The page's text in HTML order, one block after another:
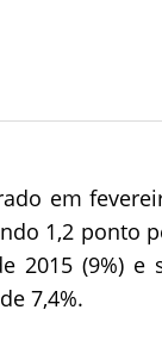
em
1,2 ponto
2015 (9%) e
7,4%.